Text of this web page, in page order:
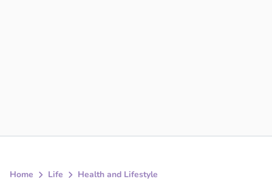
Home Life Health and Lifestyle